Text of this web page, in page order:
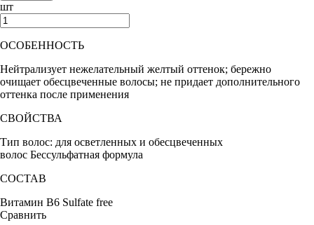
шт
ОСОБЕННОСТЬ
Нейтрализует нежелательный желтый оттенок; бережно
очищает обесцвеченные волосы; не придает дополнительного
оттенка после применения
СВОЙСТВА
Тип волос: для осветленных и обесцвеченных
волос Бессульфатная формула
СОСТАВ
Витамин В6 Sulfate free
Сравнить